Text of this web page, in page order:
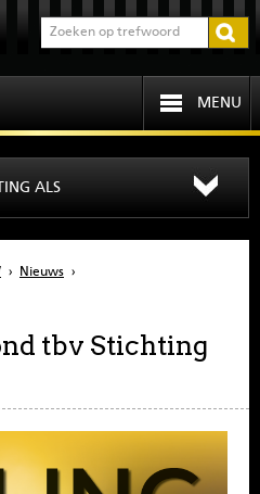
MENU
ALS
› Nieuws ›
tbv Stichting